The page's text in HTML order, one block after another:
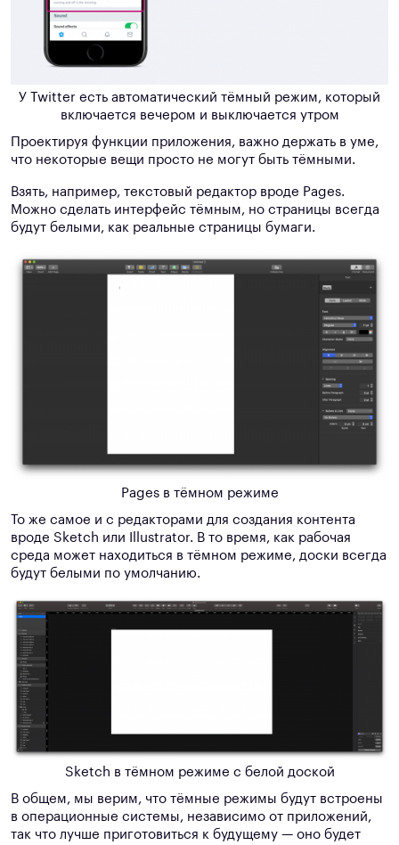
У Twitter есть автоматический тёмный режим, который
включается вечером и выключается утром
Проектируя функции приложения, важно держать в уме,
что некоторые вещи просто не могут быть тёмными.
Взять, например, текстовый редактор вроде Pages.
Можно сделать интерфейс тёмным, но страницы всегда
будут белыми, как реальные страницы бумаги.
Pages в тёмном режиме
То же самое и с редакторами для создания контента
вроде Sketch или Illustrator. В то время, как рабочая
среда может находиться в тёмном режиме, доски всегда
будут белыми по умолчанию.
Sketch в тёмном режиме с белой доской
В общем, мы верим, что тёмные режимы будут встроены
в операционные системы, независимо от приложений,
так что лучше приготовиться к будущему — оно будет